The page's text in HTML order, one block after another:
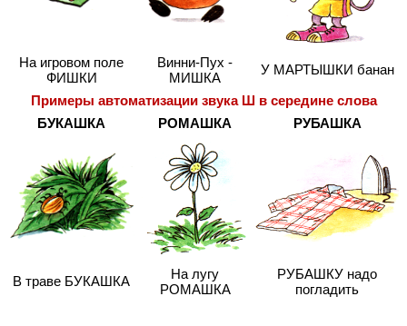
На игровом поле
ФИШКИ
Винни-Пух -
МИШКА
У МАРТЫШКИ банан
Примеры автоматизации звука Ш в середине слова
БУКАШКА
РОМАШКА РУБАШКА
В траве БУКАШКА
На лугу
РОМАШКА
РУБАШКУ надо
погладить